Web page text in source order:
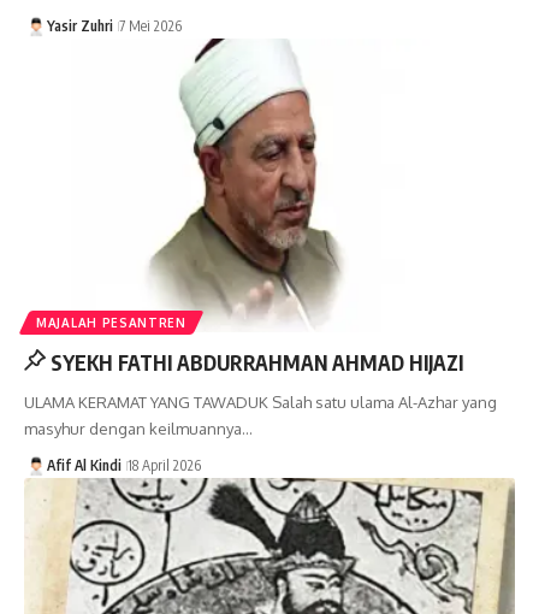
Yasir Zuhri 7 Mei 2026
MAJALAH PESANTREN
SYEKH FATHI ABDURRAHMAN AHMAD HIJAZI
ULAMA KERAMAT YANG TAWADUK Salah satu ulama Al-Azhar yang
masyhur dengan keilmuannya…
Afif Al Kindi 18 April 2026